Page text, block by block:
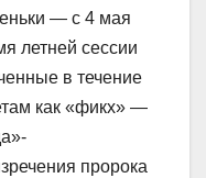
— с 4 мая
летней сессии
в течение
как «фикх» —
пророка